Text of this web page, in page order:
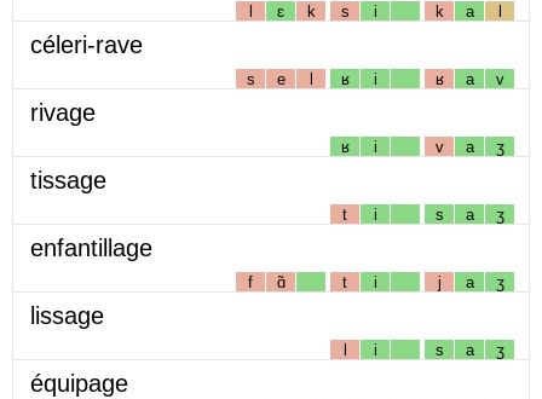
l ɛ k s i k a l
céleri-rave
s e l ʁ i ʁ a v
rivage
ʁ i v a ʒ
tissage
t i s a ʒ
enfantillage
f ɑ̃ t i j a ʒ
lissage
l i s a ʒ
équipage